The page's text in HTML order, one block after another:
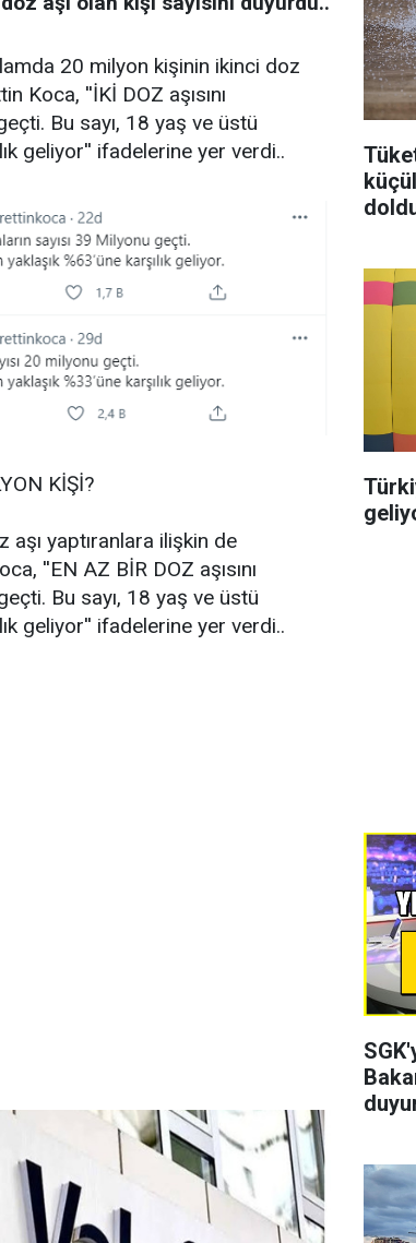
20 milyon kişinin ikinci doz
Koca, ''İKİ DOZ aşısını
Bu sayı, 18 yaş ve üstü
geliyor'' ifadelerine yer verdi..
KİŞİ?
yaptıranlara ilişkin de
''EN AZ BİR DOZ aşısını
Bu sayı, 18 yaş ve üstü
geliyor'' ifadelerine yer verdi..